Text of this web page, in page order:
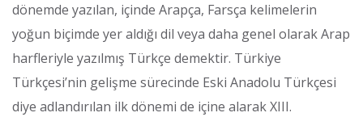
dönemde yazılan, içinde Arapça, Farsça kelimelerin
yoğun biçimde yer aldığı dil veya daha genel olarak Arap
harfleriyle yazılmış Türkçe demektir. Türkiye
Türkçesi’nin gelişme sürecinde Eski Anadolu Türkçesi
diye adlandırılan ilk dönemi de içine alarak XIII.